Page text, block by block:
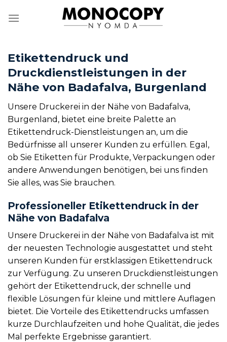
Inhalt
Etikettendruck und
Druckdienstleistungen in der
Nähe von Badafalva, Burgenland
Unsere Druckerei in der Nähe von Badafalva,
Burgenland, bietet eine breite Palette an
Etikettendruck-Dienstleistungen an, um die
Bedürfnisse all unserer Kunden zu erfüllen. Egal,
ob Sie Etiketten für Produkte, Verpackungen oder
andere Anwendungen benötigen, bei uns finden
Sie alles, was Sie brauchen.
Professioneller Etikettendruck in der
Nähe von Badafalva
Unsere Druckerei in der Nähe von Badafalva ist mit
der neuesten Technologie ausgestattet und steht
unseren Kunden für erstklassigen Etikettendruck
zur Verfügung. Zu unseren Druckdienstleistungen
gehört der Etikettendruck, der schnelle und
flexible Lösungen für kleine und mittlere Auflagen
bietet. Die Vorteile des Etikettendrucks umfassen
kurze Durchlaufzeiten und hohe Qualität, die jedes
Mal perfekte Ergebnisse garantiert.